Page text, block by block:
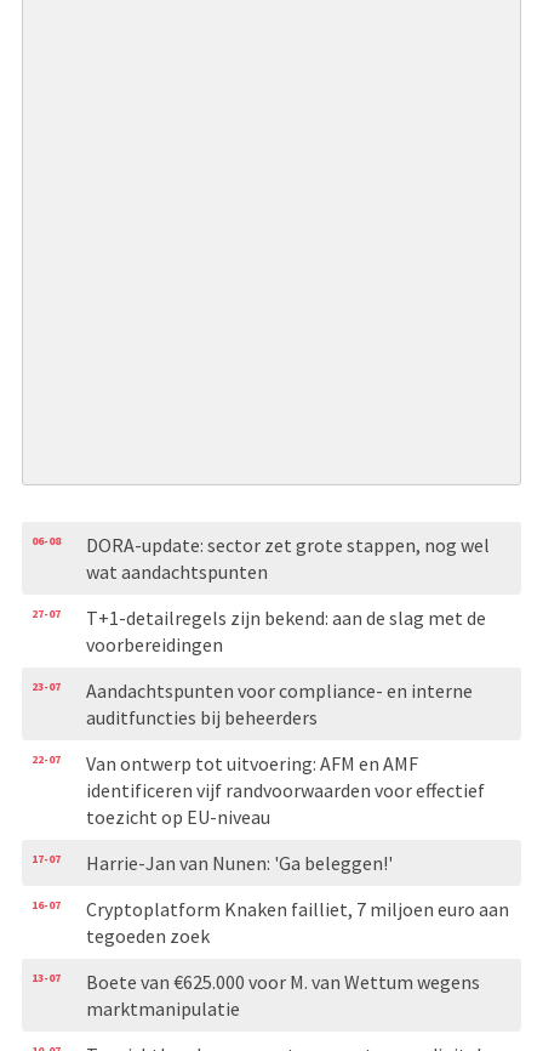
06-08
DORA-update: sector zet grote stappen, nog wel
wat aandachtspunten
27-07
T+1-detailregels zijn bekend: aan de slag met de
voorbereidingen
23-07
Aandachtspunten voor compliance- en interne
auditfuncties bij beheerders
22-07
Van ontwerp tot uitvoering: AFM en AMF
identificeren vijf randvoorwaarden voor effectief
toezicht op EU-niveau
17-07 Harrie-Jan van Nunen: 'Ga beleggen!'
16-07
Cryptoplatform Knaken failliet, 7 miljoen euro aan
tegoeden zoek
13-07
Boete van €625.000 voor M. van Wettum wegens
marktmanipulatie